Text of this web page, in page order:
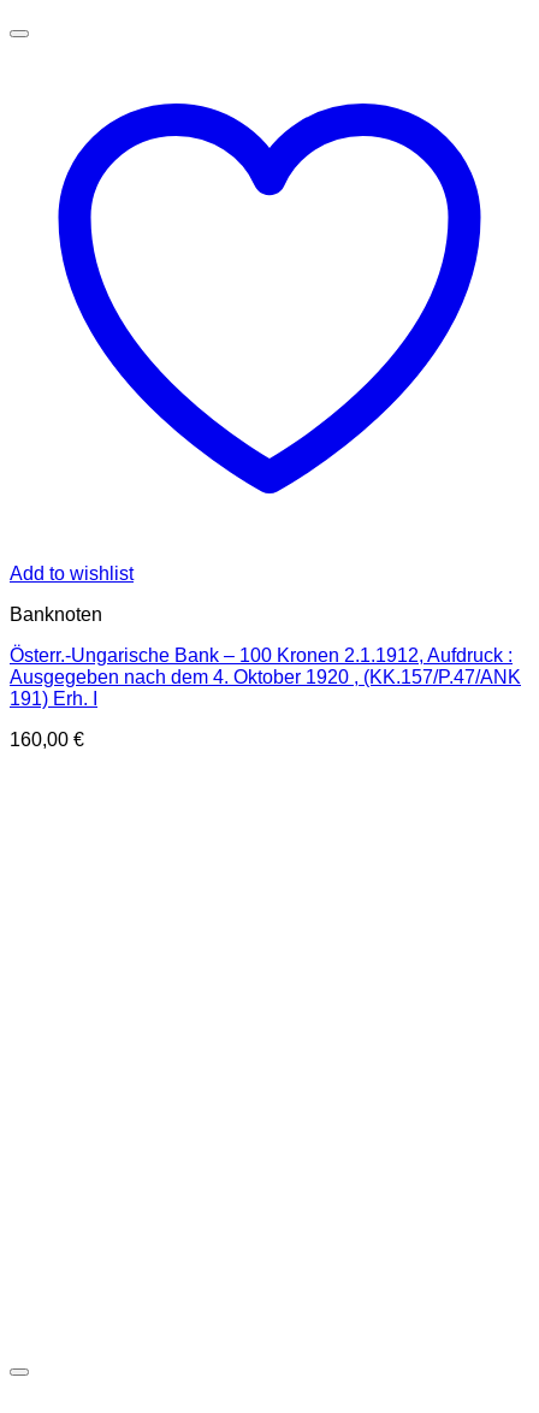
Add to wishlist
Banknoten
Österr.-Ungarische Bank – 100 Kronen 2.1.1912, Aufdruck :
Ausgegeben nach dem 4. Oktober 1920 , (KK.157/P.47/ANK
191) Erh. I
160,00 €